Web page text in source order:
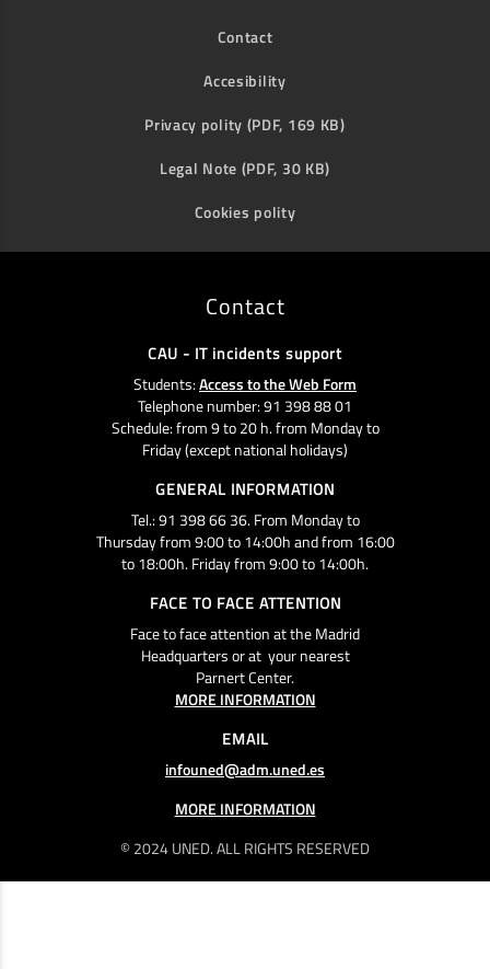
Contact
Accesibility
Privacy polity (PDF, 169 KB)
Legal Note (PDF, 30 KB)
Cookies polity
© 2024 UNED. ALL RIGHTS RESERVED
Contact
CAU - IT incidents support
Students:Access to the Web Form
Telephone number: 91 398 88 01
Schedule: from 9 to 20 h. from Monday to
Friday (except national holidays)
GENERAL INFORMATION
Tel.: 91 398 66 36. From Monday to
Thursday from 9:00 to 14:00h and from 16:00
to 18:00h. Friday from 9:00 to 14:00h.
FACE TO FACE ATTENTION
Face to face attention at the Madrid
Headquarters or at your nearest
Parnert Center.
MORE INFORMATION
EMAIL
infouned@adm.uned.es
MORE INFORMATION